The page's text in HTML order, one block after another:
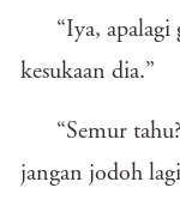
“Iya, apalagi
kesukaan dia.”
“Semur
jangan jodoh